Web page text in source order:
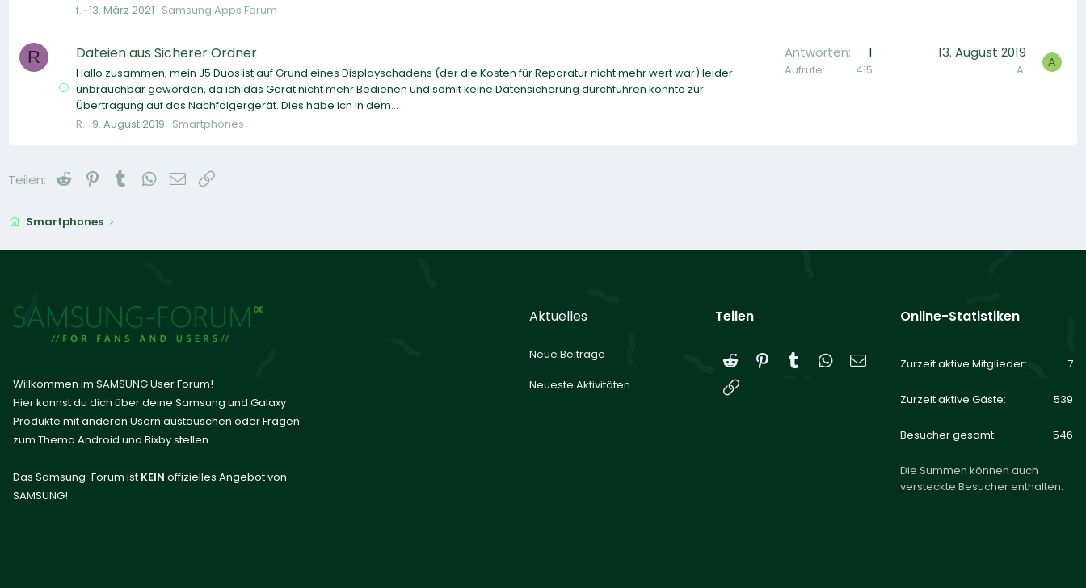
f. 13. März 2021 Samsung Apps Forum
R Dateien aus Sicherer Ordner
Hallo zusammen, mein J5 Duos ist auf Grund eines Displayschadens (der die Kosten für Reparatur nicht mehr wert war) leider
unbrauchbar geworden, da ich das Gerät nicht mehr Bedienen und somit keine Datensicherung durchführen konnte zur
Übertragung auf das Nachfolgergerät. Dies habe ich in dem...
R. 9. August 2019 Smartphones
Antworten 1
Aufrufe 415
13. August 2019
A. A
Teilen: Reddit PinterestTumblrWhatsApp
E-Mail
Smartphones
Willkommen im SAMSUNG User Forum!
Hier kannst du dich über deine Samsung und Galaxy
Produkte mit anderen Usern austauschen oder Fragen
zum Thema Android und Bixby stellen.
Das Samsung-Forum ist KEIN offizielles Angebot von
SAMSUNG!
Aktuelles
Neue Beiträge
Neueste Aktivitäten
Teilen
Reddit Pinterest
Tumblr WhatsApp
E-Mail
Online-Statistiken
Zurzeit aktive Mitglieder 7
Zurzeit aktive Gäste 539
Besucher gesamt 546
Die Summen können auch
versteckte Besucher enthalten.